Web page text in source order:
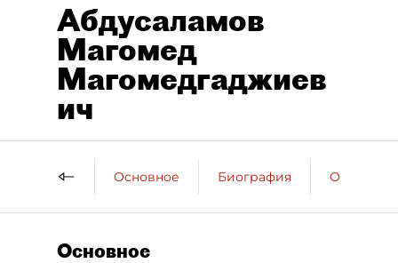
Абдусаламов
Магомед
Магомедгаджиев
ич
Основное Биография
Основное